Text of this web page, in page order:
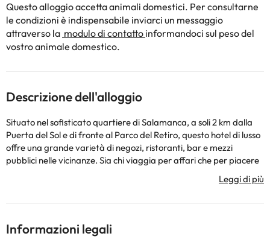
Questo alloggio accetta animali domestici. Per consultarne
le condizioni è indispensabile inviarci un messaggio
attraverso la modulo di contatto informandoci sul peso del
vostro animale domestico.
Descrizione dell'alloggio
Situato nel sofisticato quartiere di Salamanca, a soli 2 km dalla
Puerta del Sol e di fronte al Parco del Retiro, questo hotel di lusso
offre una grande varietà di negozi, ristoranti, bar e mezzi
pubblici nelle vicinanze. Sia chi viaggia per affari che per piacere
trascorrerà un piacevole soggiorno in questo hotel. I visitatori
possono rilassarsi e distendersi nelle ampie camere. Tutte le
di pace e comfort per coloro che soggiornano a Madrid. L'offerta
gastronomica dell'hotel offre deliziosi piatti locali, cucina
Informazioni legali